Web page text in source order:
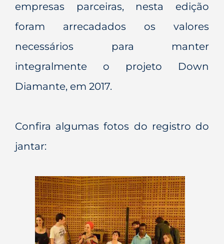
empresas parceiras, nesta edição
foram arrecadados os valores
necessários para manter
integralmente o projeto Down
Diamante, em 2017.
Confira algumas fotos do registro do
jantar: